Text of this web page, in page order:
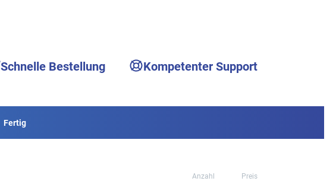
Schnelle Bestellung Kompetenter Support
Fertig
Anzahl Preis